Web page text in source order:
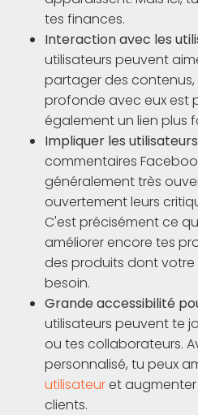
tes finances.
Interaction avec les
utilisateurs peuvent
partager des
profonde avec eux est
également un lien plus
Impliquer les utilisateurs
commentaires
généralement très
ouvertement leurs
C'est précisément ce
améliorer encore tes
des produits dont
besoin.
Grande accessibilité
utilisateurs peuvent te
ou tes collaborateurs.
personnalisé, tu peux
utilisateuret
clients.